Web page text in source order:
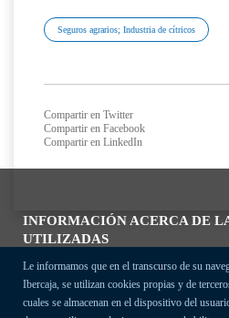
INFORMACIÓN ACERCA DE
UTILIZADAS
Le informamos que en el transcurso de su
Ibercaja, se utilizan cookies propias y de
cuales se almacenan en el dispositivo del
Seguros agrarios; Industria de cítricos
Compartir en Twitter
Compartir en Facebook
Compartir en LinkedIn